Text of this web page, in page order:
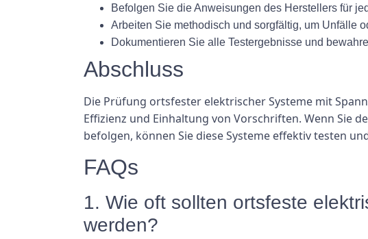
Befolgen Sie die Anweisungen des Herstellers für
Arbeiten Sie methodisch und sorgfältig, um Unfälle
Dokumentieren Sie alle Testergebnisse und
Abschluss
Die Prüfung ortsfester elektrischer Systeme mit
Effizienz und Einhaltung von Vorschriften. Wenn Sie
befolgen, können Sie diese Systeme effektiv testen
FAQs
1. Wie oft sollten ortsfeste
werden?